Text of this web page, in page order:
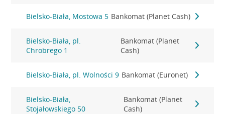
Bielsko-Biała, Mostowa 5 Bankomat (Planet Cash)
Bielsko-Biała, pl.
Chrobrego 1
Bankomat (Planet
Cash)
Bielsko-Biała, pl. Wolności 9 Bankomat (Euronet)
Bielsko-Biała,
Stojałowskiego 50
Bankomat (Planet
Cash)